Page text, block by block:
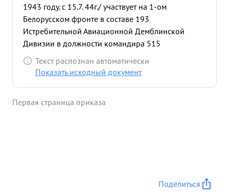
1943 году. с 15.7. 44г./ участвует на 1-ом
Белорусском фронте в составе 193
Истребительной Авиационной Демблинской
Дивизии в должности командира 515
Истребительного Авиационного полка. За этот
период показал себя мужествен ным- волевым
через свой штаб правильно организовать работу в
ний совместно с дивизией личный состав его
Текст распознан автоматически
Показать исходный документ
Первая страница приказа
Поделиться